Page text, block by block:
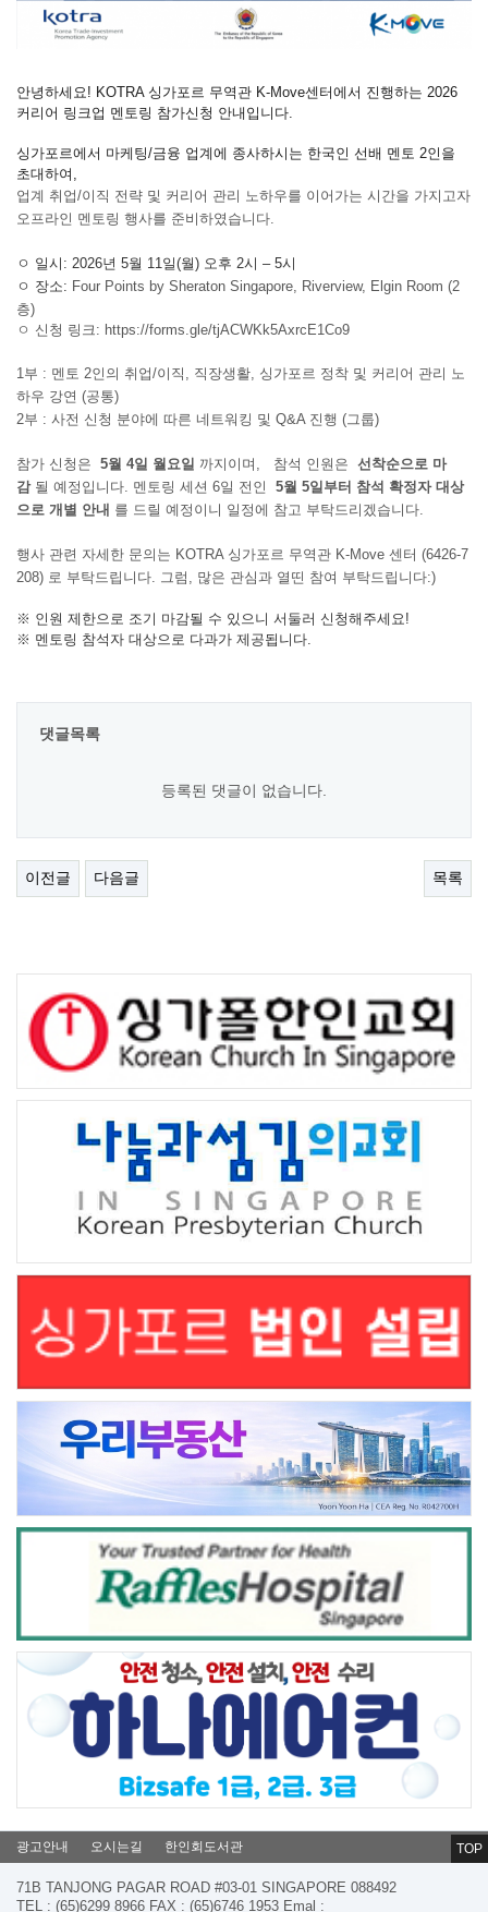
안녕하세요! KOTRA 싱가포르 무역관 K-Move센터에서 진행하는 2026
커리어 링크업 멘토링 참가신청 안내입니다.
싱가포르에서 마케팅/금융 업계에 종사하시는 한국인 선배 멘토 2인을
초대하여,
업계 취업/이직 전략 및 커리어 관리 노하우를 이어가는 시간을 가지고자
오프라인 멘토링 행사를 준비하였습니다.
ㅇ 일시: 2026년 5월 11일(월) 오후 2시 – 5시
ㅇ 장소: Four Points by Sheraton Singapore, Riverview, Elgin Room (2
층)
ㅇ 신청 링크: https://forms.gle/tjACWKk5AxrcE1Co9
1부 : 멘토 2인의 취업/이직, 직장생활, 싱가포르 정착 및 커리어 관리 노
하우 강연 (공통)
2부 : 사전 신청 분야에 따른 네트워킹 및 Q&A 진행 (그룹)
참가 신청은 5월 4일 월요일 까지이며, 참석 인원은 선착순으로 마
감 될 예정입니다. 멘토링 세션 6일 전인
5월 5일부터 참석 확정자 대상
으로 개별 안내 를 드릴 예정이니 일정에 참고 부탁드리겠습니다.
행사 관련 자세한 문의는 KOTRA 싱가포르 무역관 K-Move 센터 (6426-7
208) 로 부탁드립니다. 그럼, 많은 관심과 열띤 참여 부탁드립니다:)
※ 인원 제한으로 조기 마감될 수 있으니 서둘러 신청해주세요!
※ 멘토링 참석자 대상으로 다과가 제공됩니다.
댓글목록
등록된 댓글이 없습니다.
이전글 다음글 목록
광고안내 오시는길 한인회도서관
71B TANJONG PAGAR ROAD #03-01 SINGAPORE 088492
TEL : (65)6299 8966 FAX : (65)6746 1953 Emal :
TOP